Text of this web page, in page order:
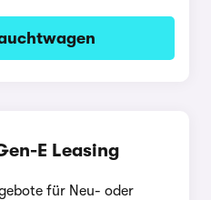
E Leasing
für Neu- oder